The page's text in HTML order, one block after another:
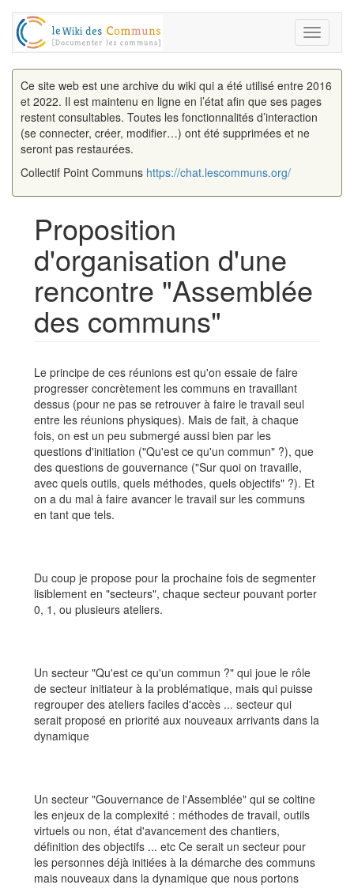
Toggle
Ce site web est une archive du wiki qui a été utilisé entre 2016
et 2022. Il est maintenu en ligne en l’état afin que ses pages
restent consultables. Toutes les fonctionnalités d’interaction
(se connecter, créer, modifier…) ont été supprimées et ne
seront pas restaurées.
Collectif Point Communs https://chat.lescommuns.org/
Proposition
d'organisation d'une
rencontre "Assemblée
des communs"
Le principe de ces réunions est qu'on essaie de faire
progresser concrètement les communs en travaillant
dessus (pour ne pas se retrouver à faire le travail seul
entre les réunions physiques). Mais de fait, à chaque
fois, on est un peu submergé aussi bien par les
questions d'initiation ("Qu'est ce qu'un commun" ?), que
des questions de gouvernance ("Sur quoi on travaille,
avec quels outils, quels méthodes, quels objectifs" ?). Et
on a du mal à faire avancer le travail sur les communs
en tant que tels.
Du coup je propose pour la prochaine fois de segmenter
lisiblement en "secteurs", chaque secteur pouvant porter
0, 1, ou plusieurs ateliers.
Un secteur "Qu'est ce qu'un commun ?" qui joue le rôle
de secteur initiateur à la problématique, mais qui puisse
regrouper des ateliers faciles d'accès ... secteur qui
serait proposé en priorité aux nouveaux arrivants dans la
dynamique
Un secteur "Gouvernance de l'Assemblée" qui se coltine
les enjeux de la complexité : méthodes de travail, outils
virtuels ou non, état d'avancement des chantiers,
définition des objectifs ... etc Ce serait un secteur pour
les personnes déjà initiées à la démarche des communs
mais nouveaux dans la dynamique que nous portons